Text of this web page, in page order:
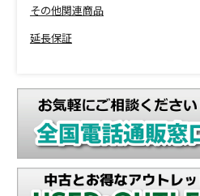
その他関連商品
延長保証